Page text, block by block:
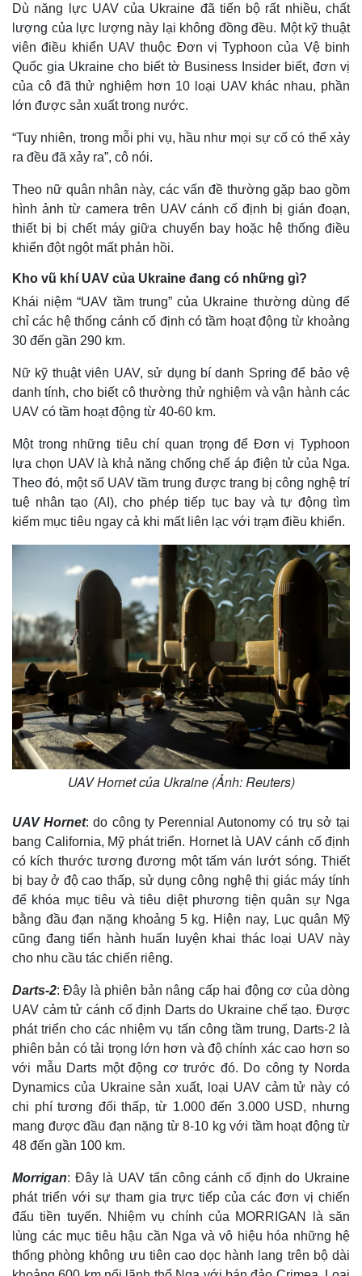
Bất động sản
Thị trường
Giá vàng
Tỷ giá
Chứng khoán
Giá cà phê
Dù năng lực UAV của Ukraine đã tiến bộ rất nhiều, chất
lượng của lực lượng này lại không đồng đều. Một kỹ thuật
viên điều khiển UAV thuộc Đơn vị Typhoon của Vệ binh
Quốc gia Ukraine cho biết tờ Business Insider biết, đơn vị
của cô đã thử nghiệm hơn 10 loại UAV khác nhau, phần
lớn được sản xuất trong nước.
“Tuy nhiên, trong mỗi phi vụ, hầu như mọi sự cố có thể xảy
ra đều đã xảy ra”, cô nói.
Theo nữ quân nhân này, các vấn đề thường gặp bao gồm
hình ảnh từ camera trên UAV cánh cố định bị gián đoạn,
thiết bị bị chết máy giữa chuyến bay hoặc hệ thống điều
khiển đột ngột mất phản hồi.
Kho vũ khí UAV của Ukraine đang có những gì?
Khái niệm “UAV tầm trung” của Ukraine thường dùng để
chỉ các hệ thống cánh cố định có tầm hoạt động từ khoảng
30 đến gần 290 km.
Nữ kỹ thuật viên UAV, sử dụng bí danh Spring để bảo vệ
danh tính, cho biết cô thường thử nghiệm và vận hành các
UAV có tầm hoạt động từ 40-60 km.
Một trong những tiêu chí quan trọng để Đơn vị Typhoon
lựa chọn UAV là khả năng chống chế áp điện tử của Nga.
Theo đó, một số UAV tầm trung được trang bị công nghệ trí
tuệ nhân tạo (AI), cho phép tiếp tục bay và tự động tìm
kiếm mục tiêu ngay cả khi mất liên lạc với trạm điều khiển.
UAV Hornet của Ukraine (Ảnh: Reuters)
UAV Hornet: do công ty Perennial Autonomy có trụ sở tại
bang California, Mỹ phát triển. Hornet là UAV cánh cố định
có kích thước tương đương một tấm ván lướt sóng. Thiết
bị bay ở độ cao thấp, sử dụng công nghệ thị giác máy tính
để khóa mục tiêu và tiêu diệt phương tiện quân sự Nga
bằng đầu đạn nặng khoảng 5 kg. Hiện nay, Lục quân Mỹ
cũng đang tiến hành huấn luyện khai thác loại UAV này
cho nhu cầu tác chiến riêng.
Darts-2: Đây là phiên bản nâng cấp hai động cơ của dòng
UAV cảm tử cánh cố định Darts do Ukraine chế tạo. Được
phát triển cho các nhiệm vụ tấn công tầm trung, Darts-2 là
phiên bản có tải trọng lớn hơn và độ chính xác cao hơn so
với mẫu Darts một động cơ trước đó. Do công ty Norda
Dynamics của Ukraine sản xuất, loại UAV cảm tử này có
chi phí tương đối thấp, từ 1.000 đến 3.000 USD, nhưng
mang được đầu đạn nặng từ 8-10 kg với tầm hoạt động từ
48 đến gần 100 km.
Morrigan: Đây là UAV tấn công cánh cố định do Ukraine
phát triển với sự tham gia trực tiếp của các đơn vị chiến
đấu tiền tuyến. Nhiệm vụ chính của MORRIGAN là săn
lùng các mục tiêu hậu cần Nga và vô hiệu hóa những hệ
thống phòng không ưu tiên cao dọc hành lang trên bộ dài